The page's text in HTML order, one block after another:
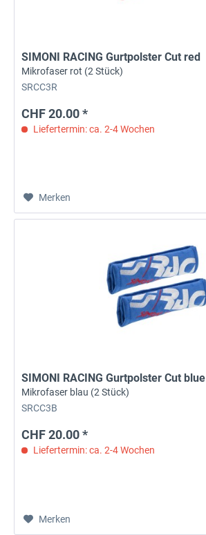
SIMONI RACING Gurtpolster Cut red
Mikrofaser rot (2 Stück)
SRCC3R
CHF 20.00 *
Liefertermin: ca. 2-4 Wochen
Merken
SIMONI RACING Gurtpolster Cut blue
Mikrofaser blau (2 Stück)
SRCC3B
CHF 20.00 *
Liefertermin: ca. 2-4 Wochen
Merken